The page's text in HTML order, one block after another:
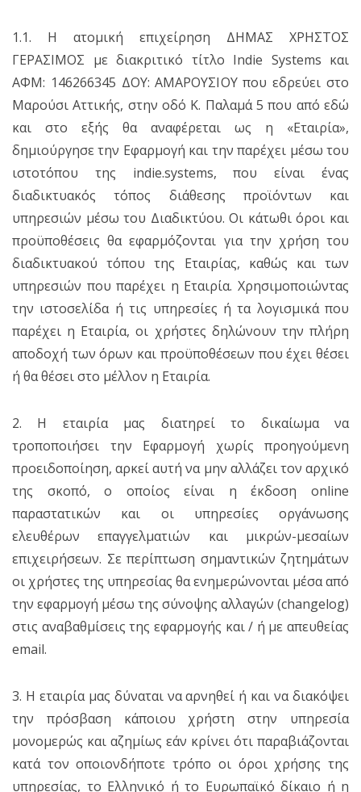
1.1. Η ατομική επιχείρηση ΔΗΜΑΣ ΧΡΗΣΤΟΣ
ΓΕΡΑΣΙΜΟΣ με διακριτικό τίτλο Indie Systems και
ΑΦΜ: 146266345 ΔΟΥ: ΑΜΑΡΟΥΣΙΟΥ που εδρεύει στο
Μαρούσι Αττικής, στην οδό Κ. Παλαμά 5 που από εδώ
και στο εξής θα αναφέρεται ως η «Εταιρία»,
δημιούργησε την Εφαρμογή και την παρέχει μέσω του
ιστοτόπου της indie.systems, που είναι ένας
διαδικτυακός τόπος διάθεσης προϊόντων και
υπηρεσιών μέσω του Διαδικτύου. Οι κάτωθι όροι και
προϋποθέσεις θα εφαρμόζονται για την χρήση του
διαδικτυακού τόπου της Εταιρίας, καθώς και των
υπηρεσιών που παρέχει η Εταιρία. Χρησιμοποιώντας
την ιστοσελίδα ή τις υπηρεσίες ή τα λογισμικά που
παρέχει η Εταιρία, οι χρήστες δηλώνουν την πλήρη
αποδοχή των όρων και προϋποθέσεων που έχει θέσει
ή θα θέσει στο μέλλον η Εταιρία.
2. Η εταιρία μας διατηρεί το δικαίωμα να
τροποποιήσει την Εφαρμογή χωρίς προηγούμενη
προειδοποίηση, αρκεί αυτή να μην αλλάζει τον αρχικό
της σκοπό, ο οποίος είναι η έκδοση online
παραστατικών και οι υπηρεσίες οργάνωσης
ελευθέρων επαγγελματιών και μικρών-μεσαίων
επιχειρήσεων. Σε περίπτωση σημαντικών ζητημάτων
οι χρήστες της υπηρεσίας θα ενημερώνονται μέσα από
την εφαρμογή μέσω της σύνοψης αλλαγών (changelog)
στις αναβαθμίσεις της εφαρμογής και / ή με απευθείας
email.
3. Η εταιρία μας δύναται να αρνηθεί ή και να διακόψει
την πρόσβαση κάποιου χρήστη στην υπηρεσία
μονομερώς και αζημίως εάν κρίνει ότι παραβιάζονται
κατά τον οποιονδήποτε τρόπο οι όροι χρήσης της
υπηρεσίας, το Ελληνικό ή το Ευρωπαϊκό δίκαιο ή η